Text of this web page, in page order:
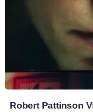
Robert Pattinson